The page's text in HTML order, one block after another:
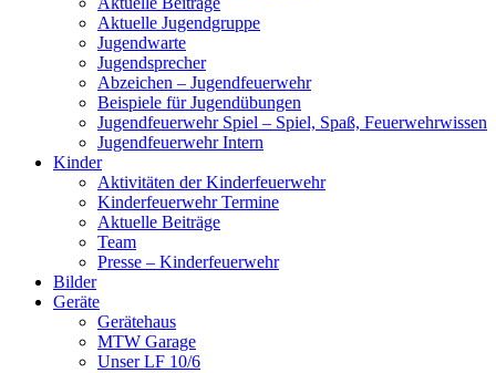
Aktuelle Jugendgruppe
Jugendwarte
Jugendsprecher
Abzeichen – Jugendfeuerwehr
Beispiele für Jugendübungen
Jugendfeuerwehr Spiel – Spiel, Spaß, Feuerwehrwissen
Jugendfeuerwehr Intern
Kinder
Aktivitäten der Kinderfeuerwehr
Kinderfeuerwehr Termine
Aktuelle Beiträge
Team
Presse – Kinderfeuerwehr
Bilder
Geräte
Gerätehaus
MTW Garage
Unser LF 10/6